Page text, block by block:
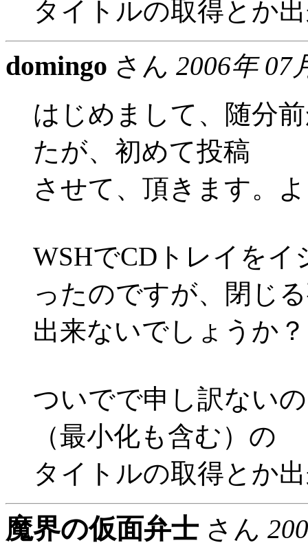
タイトルの取得とか
domingo さん 2006年 07
はじめまして、随分
たが、初めて投稿
させて、頂きます。
WSHでCDトレイを
ったのですが、閉じ
出来ないでしょうか？
ついでで申し訳ない
（最小化も含む）の
タイトルの取得とか
魔界の仮面弁士 さん